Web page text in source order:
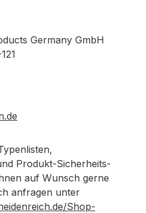
Germany GmbH
Produkt-Sicherheits-
auf Wunsch gerne
anfragen unter
Shop-